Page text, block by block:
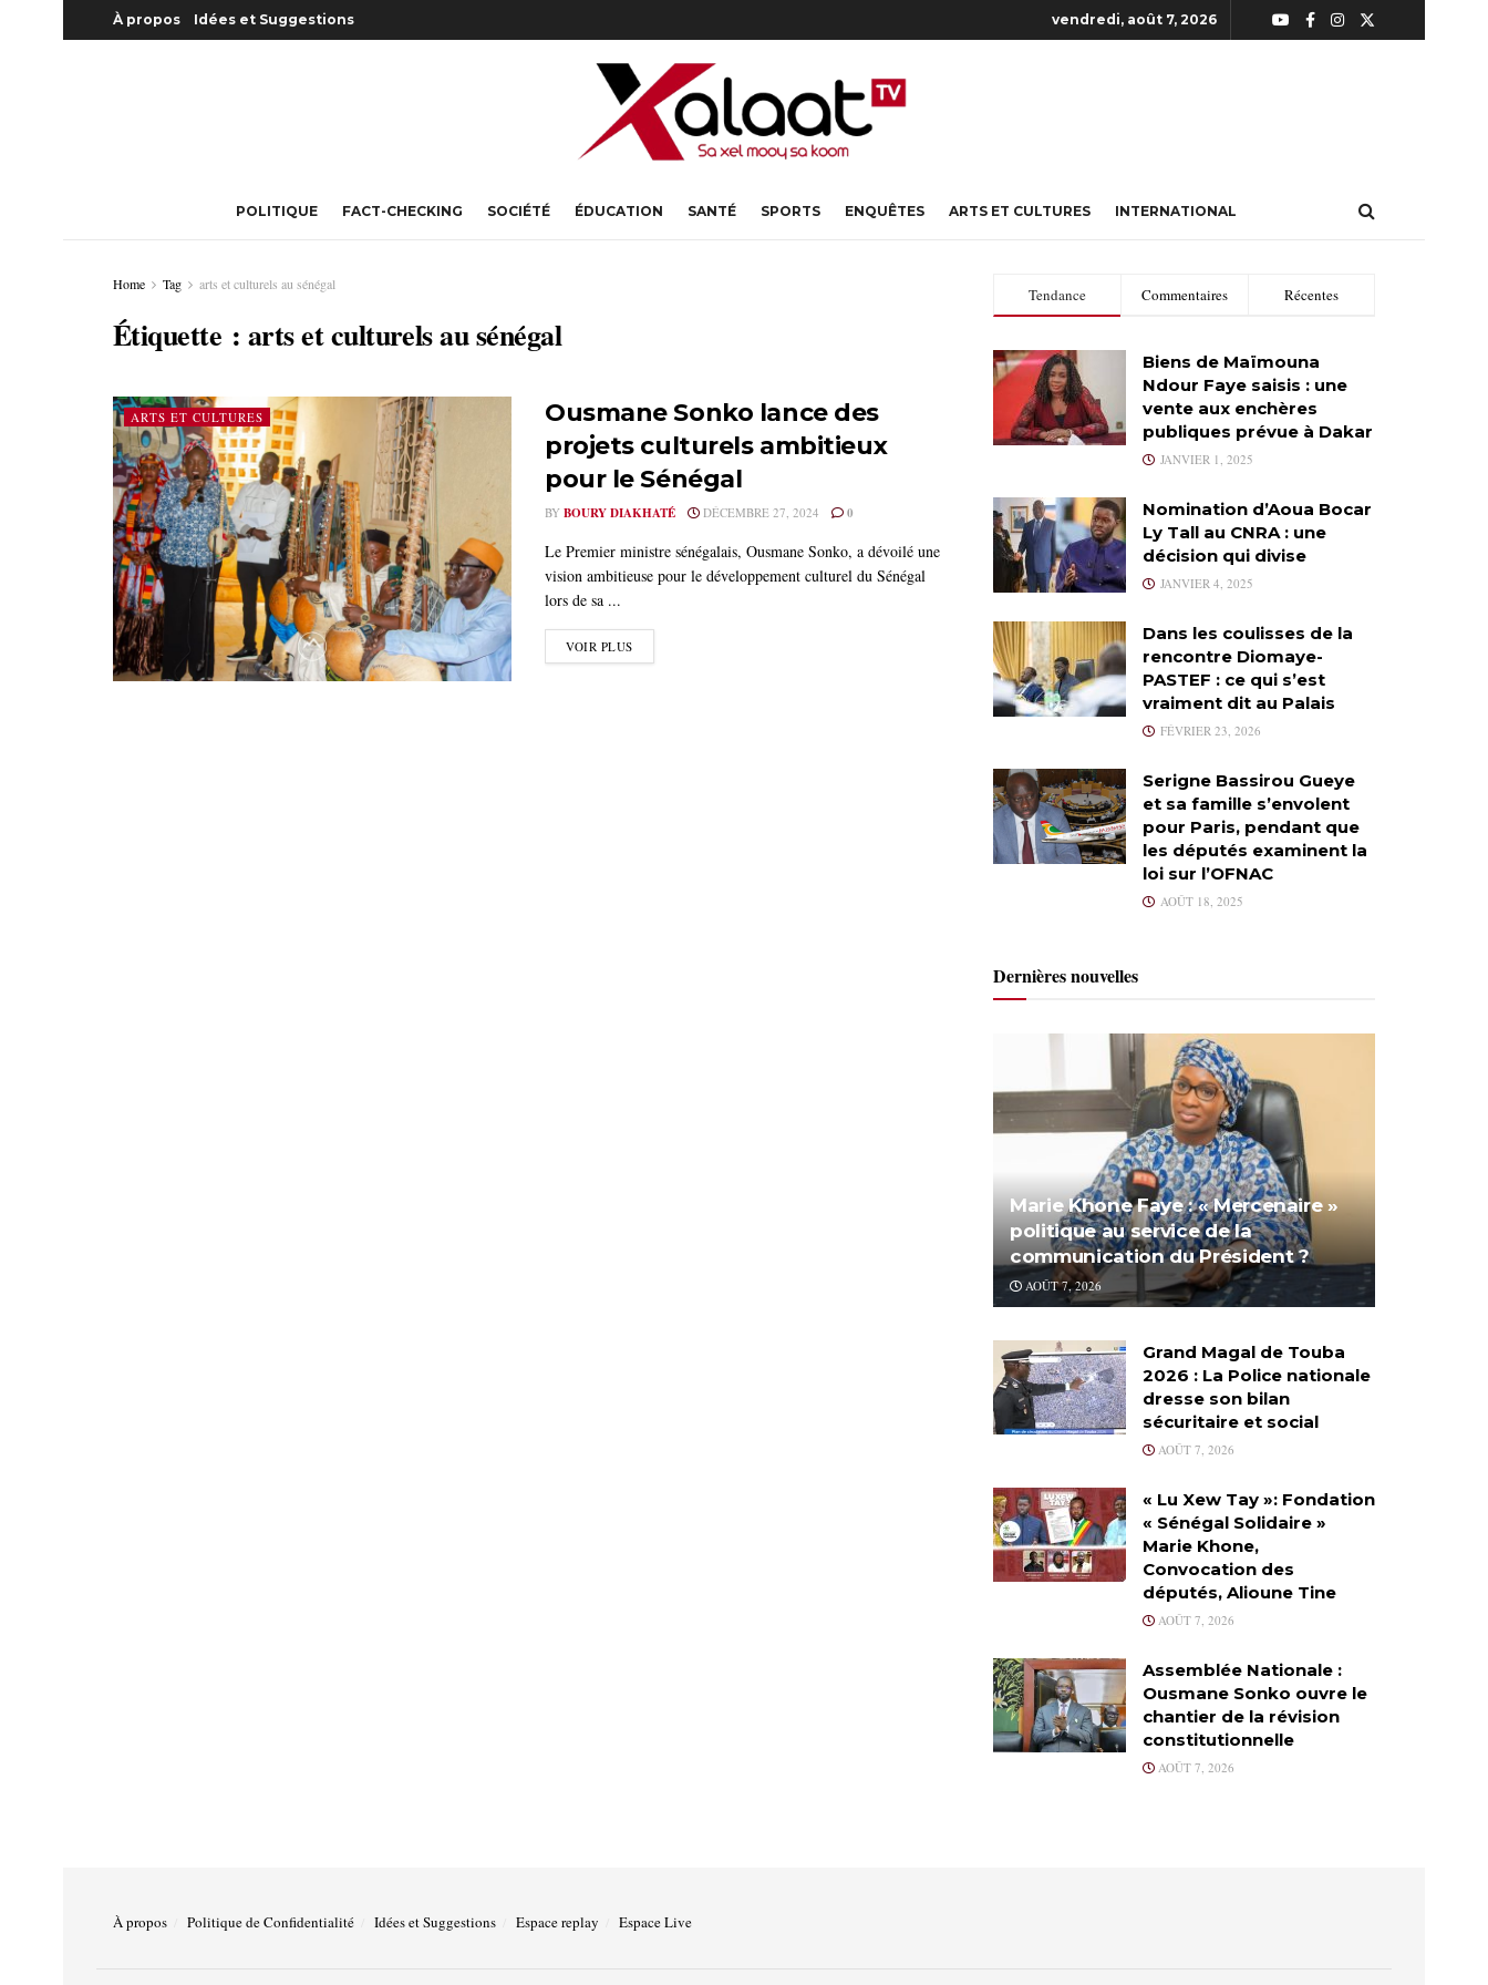
À propos Idées et Suggestions vendredi, août 7, 2026
POLITIQUE FACT-CHECKING SOCIÉTÉ ÉDUCATION SANTÉ SPORTS ENQUÊTES ARTS ET CULTURES INTERNATIONAL
Home Tag arts et culturels au sénégal
Étiquette : arts et culturels au sénégal
ARTS ET CULTURES
Ousmane Sonko lance des
projets culturels ambitieux
pour le Sénégal
BY BOURY DIAKHATÉ DÉCEMBRE 27, 2024 0
Le Premier ministre sénégalais, Ousmane Sonko, a dévoilé une
vision ambitieuse pour le développement culturel du Sénégal
lors de sa ...
VOIR PLUS
Tendance Commentaires Récentes
Biens de Maïmouna
Ndour Faye saisis : une
vente aux enchères
publiques prévue à Dakar
JANVIER 1, 2025
Nomination d’Aoua Bocar
Ly Tall au CNRA : une
décision qui divise
JANVIER 4, 2025
Dans les coulisses de la
rencontre Diomaye-
PASTEF : ce qui s’est
vraiment dit au Palais
FÉVRIER 23, 2026
Serigne Bassirou Gueye
et sa famille s’envolent
pour Paris, pendant que
les députés examinent la
loi sur l’OFNAC
AOÛT 18, 2025
Dernières nouvelles
Marie Khone Faye : « Mercenaire »
politique au service de la
communication du Président ?
AOÛT 7, 2026
Grand Magal de Touba
2026 : La Police nationale
dresse son bilan
sécuritaire et social
AOÛT 7, 2026
« Lu Xew Tay »: Fondation
« Sénégal Solidaire »
Marie Khone,
Convocation des
députés, Alioune Tine
AOÛT 7, 2026
Assemblée Nationale :
Ousmane Sonko ouvre le
chantier de la révision
constitutionnelle
AOÛT 7, 2026
À propos Politique de Confidentialité Idées et Suggestions Espace replay Espace Live